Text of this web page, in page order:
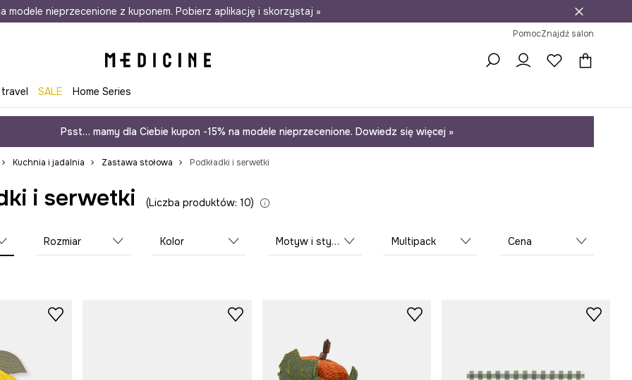
w 24h Darmowa dostawa do salonów 30 dni na zwrot
modele nieprzecenione z kuponem. Pobierz aplikację i skorzystaj »
PomocZnajdź salon
SALE Home Series
Psst… mamy dla Ciebie kupon -15% na modele nieprzecenione. Dowiedz się więcej »
Kuchnia i jadalnia Zastawa stołowa Podkładki i serwetki
i serwetki Liczba produktów: 10
Rozmiar Kolor Motyw i stylistyka Multipack Cena